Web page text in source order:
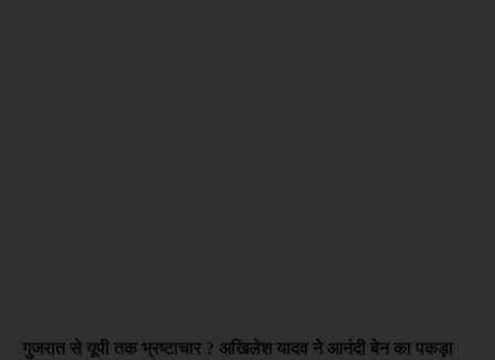
गुजरात से यूपी तक भ्रष्टाचार ? अखिलेश यादव ने आनंदी बेन का पकड़ा